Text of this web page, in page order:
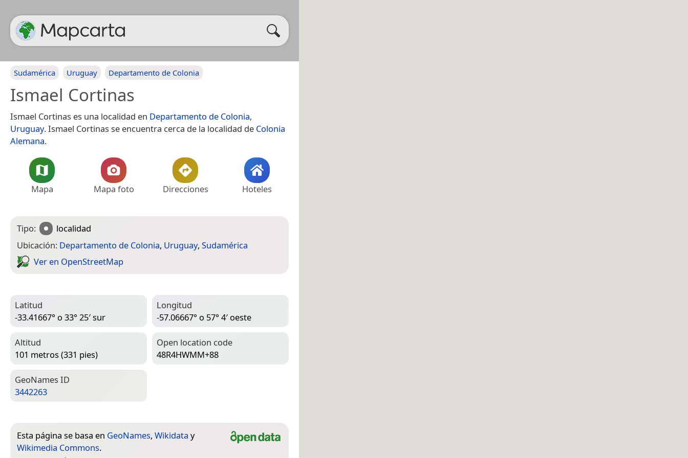
Sudamérica Uruguay Departamento de Colonia
Ismael Cortinas
Ismael Cortinas es una localidad en Departamento de Colonia,
Uruguay. Ismael Cortinas se encuentra cerca de la localidad de Colonia
Alemana.
Mapa Mapa foto Direcciones Hoteles
Tipo:
localidad
Ubicación: Departamento de Colonia, Uruguay, Sudamérica
Ver en Open­Street­Map
Latitud
-33.41667° o 33° 25′ sur
Longitud
-57.06667° o 57° 4′ oeste
Altitud
101 metros (331 pies)
Open location code
48R4HWMM+88
Geo­Names ID
3442263
Esta página se basa en GeoNames, Wikidata y
Wikimedia Commons.